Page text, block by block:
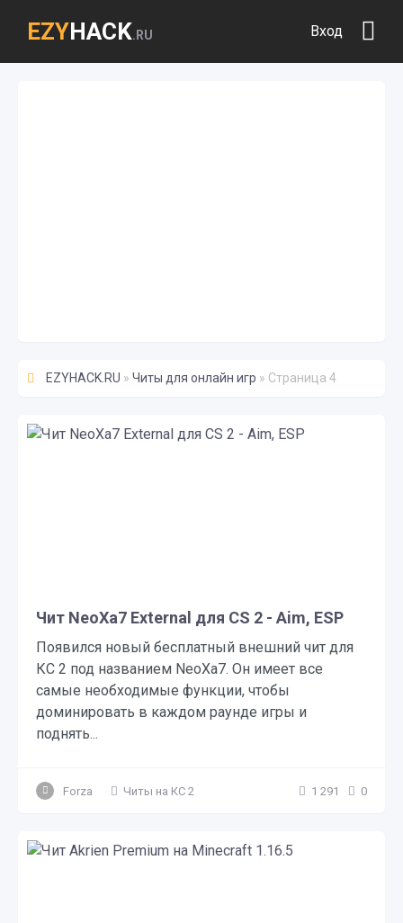
EZYHACK.RU Вход
EZYHACK.RU » Читы для онлайн игр » Страница 4
Чит NeoXa7 External для CS 2 - Aim, ESP
Появился новый бесплатный внешний чит для
КС 2 под названием NeoXa7. Он имеет все
самые необходимые функции, чтобы
доминировать в каждом раунде игры и
поднять...
Forza Читы на КС 2 1 291 0